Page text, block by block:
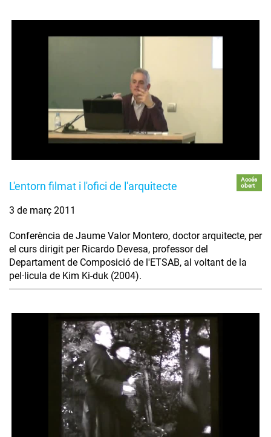
L'entorn filmat i l'ofici de l'arquitecte
Accés
obert
3 de març 2011
Conferència de Jaume Valor Montero, doctor arquitecte, per
el curs dirigit per Ricardo Devesa, professor del
Departament de Composició de l'ETSAB, al voltant de la
pel·licula de Kim Ki-duk (2004).